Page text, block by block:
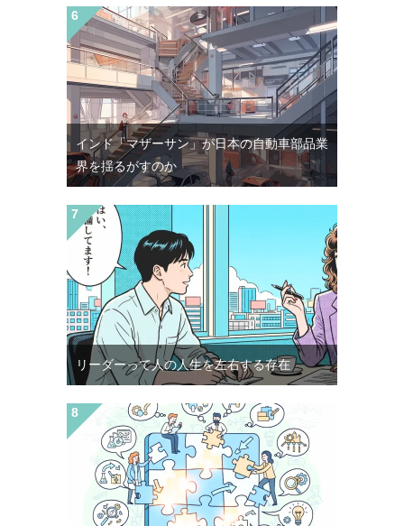
インド「マザーサン」が日本の自動車部品業
界を揺るがすのか
リーダーって人の人生を左右する存在